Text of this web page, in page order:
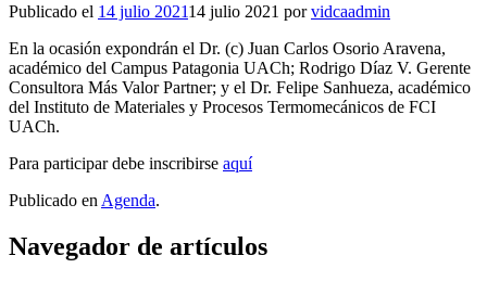
Publicado el 14 julio 202114 julio 2021 porvidcaadmin
En la ocasión expondrán el Dr. (c) Juan Carlos Osorio Aravena,
académico del Campus Patagonia UACh; Rodrigo Díaz V. Gerente
Consultora Más Valor Partner; y el Dr. Felipe Sanhueza, académico
del Instituto de Materiales y Procesos Termomecánicos de FCI
UACh.
Para participar debe inscribirse aquí
Publicado en Agenda.
Navegador de artículos